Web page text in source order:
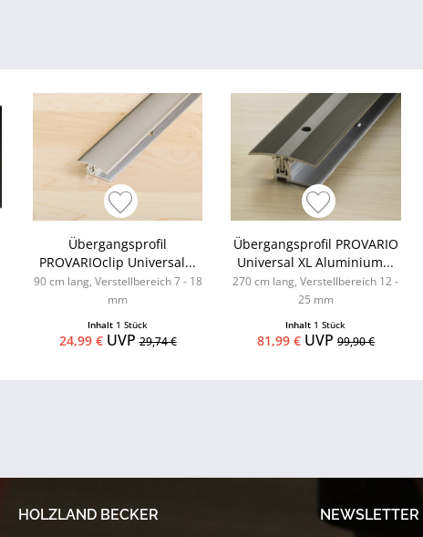
Übergangsprofil
PROVARIOclip Universal...
90 cm lang, Verstellbereich 7 - 18
mm
Inhalt 1 Stück
24,99 €UVP29,74 €
Übergangsprofil PROVARIO
Universal XL Aluminium...
270 cm lang, Verstellbereich 12 -
25 mm
Inhalt 1 Stück
81,99 €UVP 99,90 €
HOLZLAND BECKER
NEWSLETTER